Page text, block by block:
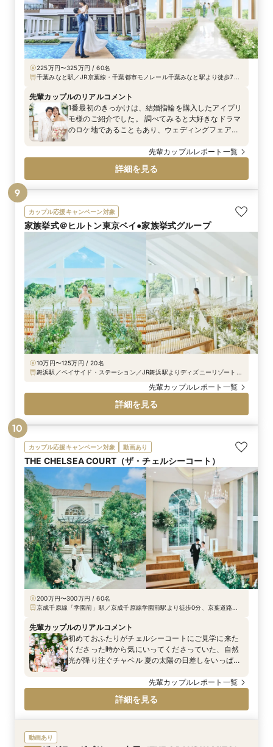
225万円〜325万円 / 60名
千葉みなと駅／JR京葉線・千葉都市モノレール千葉みなと駅より徒歩7
15分・湾岸習志野ICより車で20分、JR各線千葉駅・京成線千葉駅より車
先輩カップルのリアルコメント
1番最初のきっかけは、結婚指輪を購入したアイプリ
モ様のご紹介でした。 調べてみると大好きなドラマ
のロケ地であることもあり、ウェディングフェアへ
さった遠藤様の対応がとても良く、結婚式当日を連
内容等、お伝えするといいですね！と自分の事のよ
たチャペルは自然光が差し込みとても明るく照らさ
れていました。 大人な雰囲気のチャペルもとても幻
想的で素敵だと思います。 ですが、ミーツさんの自
然光が沢山降り注ぐチャペルは私たち二人の理想通
りの場所でした。 結婚式を検討されている方には1
度実際のチャペルを生で見て欲しいです✨ 目をつ
ぶってから扉を開けていただいて、目を開いた瞬間
の感動は今でも忘れません。 次に、披露宴会場で
す。 私たちは1階の大階段があるフリージアを見せ
ていただきました。 天井がとても高くすごく開放感
のある空間となっていました。 こちらも決め手のひ
とつとなりました！
先輩カップルレポート一覧
詳細を見る
カップル応援キャンペーン対象
家族挙式＠ヒルトン東京ベイ●家族挙式グループ
10万円〜125万円 / 20名
舞浜駅／ベイサイド・ステーション／JR舞浜駅よりディズニーリゾートラ
先輩カップルレポート一覧
詳細を見る
9
カップル応援キャンペーン対象 動画あり
THE CHELSEA COURT（ザ・チェルシーコート）
200万円〜300万円 / 60名
京成千原線「学園前」駅／京成千原線学園前駅より徒歩0分、京葉道路蘇
先輩カップルのリアルコメント
初めておふたりがチェルシーコートにご見学に来た
くださった時から気にいってくださっていた、自然
光が降り注ぐチャペル 夏の太陽の日差しをいっぱい
入場されたご新郎様。 お父様のエスコートの元、お
ニーののちご入場されたご新婦様。とても神聖なセ
先輩カップルレポート一覧
詳細を見る
10
動画あり